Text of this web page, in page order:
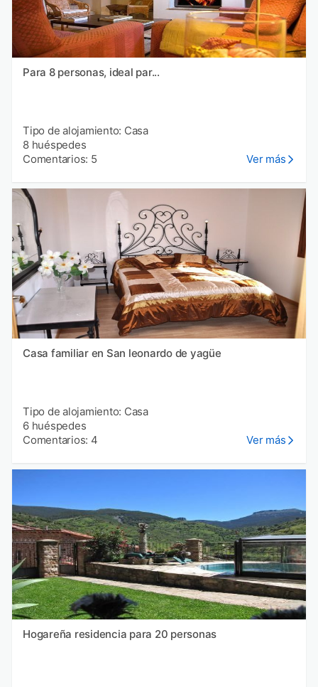
Para 8 personas, ideal par...
Tipo de alojamiento: Casa
8 huéspedes
Comentarios: 5
Ver más
Casa familiar en San leonardo de yagüe
Tipo de alojamiento: Casa
6 huéspedes
Comentarios: 4
Ver más
Hogareña residencia para 20 personas